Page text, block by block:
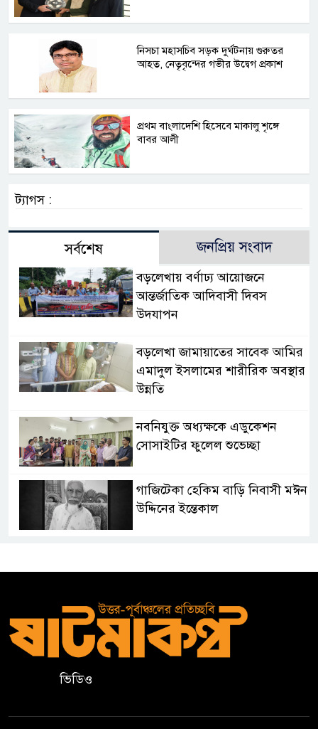
নিসচা মহাসচিব সড়ক দুর্ঘটনায় গুরুতর
আহত, নেতৃবৃন্দের গভীর উদ্বেগ প্রকাশ
প্রথম বাংলাদেশি হিসেবে মাকালু শৃঙ্গে
বাবর আলী
ট্যাগস :
সর্বশেষ জনপ্রিয় সংবাদ
বড়লেখায় বর্ণাঢ্য আয়োজনে
আন্তর্জাতিক আদিবাসী দিবস
উদযাপন
বড়লেখা জামায়াতের সাবেক আমির
এমাদুল ইসলামের শারীরিক অবস্থার
উন্নতি
নবনিযুক্ত অধ্যক্ষকে এডুকেশন
সোসাইটির ফুলেল শুভেচ্ছা
গাজিটেকা হেকিম বাড়ি নিবাসী মঈন
উদ্দিনের ইন্তেকাল
বিদ্যালয়ের অর্ধবার্ষিক পরীক্ষার
২০ আগস্ট রাষ্ট্রপতি নির্বাচন,
ভিডিও